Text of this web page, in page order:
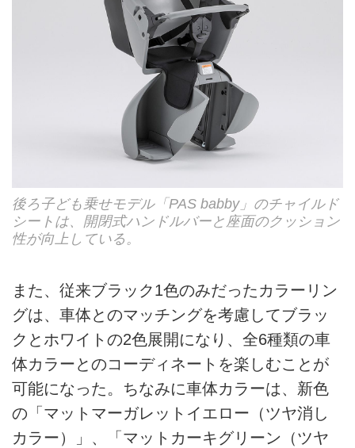
後ろ子ども乗せモデル「PAS babby」のチャイルド
シートは、開閉式ハンドルバーと座面のクッション
性が向上している。
また、従来ブラック1色のみだったカラーリン
グは、車体とのマッチングを考慮してブラッ
クとホワイトの2色展開になり、全6種類の車
体カラーとのコーディネートを楽しむことが
可能になった。ちなみに車体カラーは、新色
の「マットマーガレットイエロー（ツヤ消し
カラー）」、「マットカーキグリーン（ツヤ